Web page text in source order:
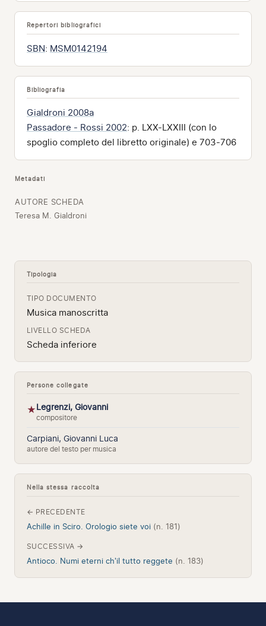
Repertori bibliografici
SBN: MSM0142194
Bibliografia
Gialdroni 2008a
Passadore - Rossi 2002: p. LXX-LXXIII (con lo
spoglio completo del libretto originale) e 703-706
Metadati
AUTORE SCHEDA
Teresa M. Gialdroni
Tipologia
TIPO DOCUMENTO
Musica manoscritta
LIVELLO SCHEDA
Scheda inferiore
Persone collegate
★Legrenzi, Giovanni
compositore
Carpiani, Giovanni Luca
autore del testo per musica
Nella stessa raccolta
← PRECEDENTE
Achille in Sciro. Orologio siete voi (n. 181)
SUCCESSIVA →
Antioco. Numi eterni ch'il tutto reggete (n. 183)